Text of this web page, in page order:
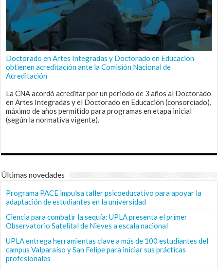
Doctorado en Artes Integradas y Doctorado en Educación
obtienen acreditación ante la Comisión Nacional de
Acreditación
La CNA acordó acreditar por un periodo de 3 años al Doctorado
en Artes Integradas y el Doctorado en Educación (consorciado),
máximo de años permitido para programas en etapa inicial
(según la normativa vigente).
Últimas novedades
Programa PACE impulsa taller psicoeducativo para apoyar la
adaptación de estudiantes en la universidad
Ciencia para combatir la sequía: UPLA presenta el primer
Observatorio Satelital de Nieves a escala nacional
UPLA entrega herramientas clave a más de 100 estudiantes del
campus Valparaíso y San Felipe para iniciar sus prácticas
profesionales